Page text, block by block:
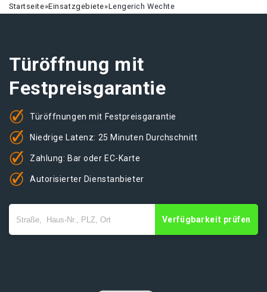
Startseite»Einsatzgebiete»Lengerich Wechte
Türöffnung mit
Festpreisgarantie
Türöffnungen mit Festpreisgarantie
Niedrige Latenz: 25 Minuten Durchschnitt
Zahlung: Bar oder EC-Karte
Autorisierter Dienstanbieter
Verfügbarkeit prüfen